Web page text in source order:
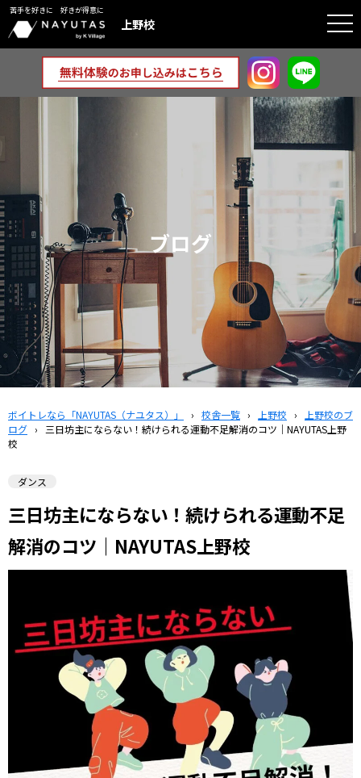
苦手を好きに 好きが得意に
上野校
ブログ
ボイトレなら「NAYUTAS（ナユタス）」 › 校舎一覧 › 上野校 ›
上野校のブ
ログ ›
三日坊主にならない！続けられる運動不足解消のコツ｜NAYUTAS上野
校
ダンス
三日坊主にならない！続けられる運動不足
解消のコツ｜NAYUTAS上野校